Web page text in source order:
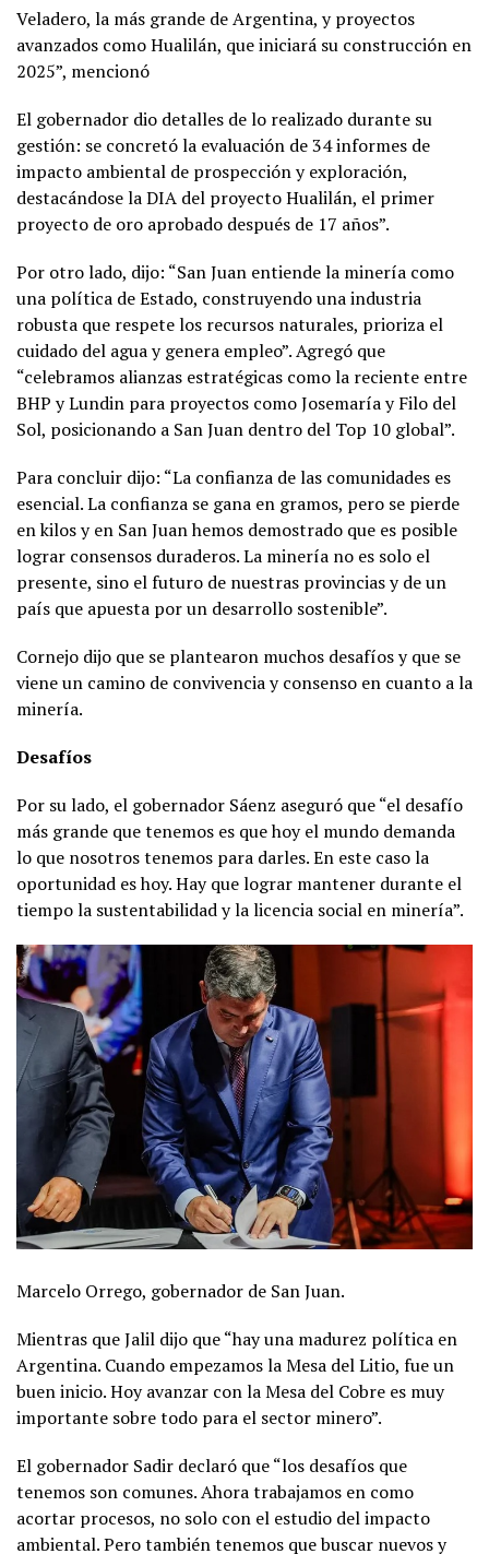
Veladero, la más grande de Argentina, y proyectos
avanzados como Hualilán, que iniciará su construcción en
2025”, mencionó
El gobernador dio detalles de lo realizado durante su
gestión: se concretó la evaluación de 34 informes de
impacto ambiental de prospección y exploración,
destacándose la DIA del proyecto Hualilán, el primer
proyecto de oro aprobado después de 17 años”.
Por otro lado, dijo: “San Juan entiende la minería como
una política de Estado, construyendo una industria
robusta que respete los recursos naturales, prioriza el
cuidado del agua y genera empleo”. Agregó que
“celebramos alianzas estratégicas como la reciente entre
BHP y Lundin para proyectos como Josemaría y Filo del
Sol, posicionando a San Juan dentro del Top 10 global”.
Para concluir dijo: “La confianza de las comunidades es
esencial. La confianza se gana en gramos, pero se pierde
en kilos y en San Juan hemos demostrado que es posible
lograr consensos duraderos. La minería no es solo el
presente, sino el futuro de nuestras provincias y de un
país que apuesta por un desarrollo sostenible”.
Cornejo dijo que se plantearon muchos desafíos y que se
viene un camino de convivencia y consenso en cuanto a la
minería.
Desafíos
Por su lado, el gobernador Sáenz aseguró que “el desafío
más grande que tenemos es que hoy el mundo demanda
lo que nosotros tenemos para darles. En este caso la
oportunidad es hoy. Hay que lograr mantener durante el
tiempo la sustentabilidad y la licencia social en minería”.
Marcelo Orrego, gobernador de San Juan.
Mientras que Jalil dijo que “hay una madurez política en
Argentina. Cuando empezamos la Mesa del Litio, fue un
buen inicio. Hoy avanzar con la Mesa del Cobre es muy
importante sobre todo para el sector minero”.
El gobernador Sadir declaró que “los desafíos que
tenemos son comunes. Ahora trabajamos en como
acortar procesos, no solo con el estudio del impacto
ambiental. Pero también tenemos que buscar nuevos y